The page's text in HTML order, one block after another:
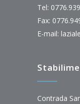
Tel:
Fax:
E-mail:
Contrada